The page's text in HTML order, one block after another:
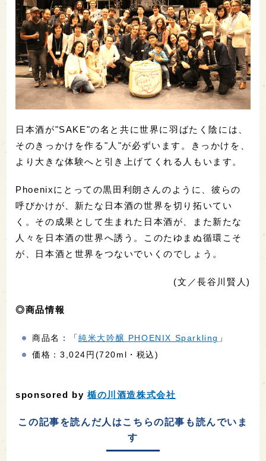
日本酒が"SAKE"の名と共に世界に羽ばたく陰には、
そのきっかけを作る"人"が必ずいます。きっかけを、
より大きな体験へと引き上げてくれる人もいます。
Phoenixにとっての黒田利朗さんのように、彼らの
呼びかけが、新たな日本酒の世界を切り拓いてい
く。その成果として生まれた日本酒が、また新たな
人々を日本酒の世界へ誘う。このたゆまぬ循環こそ
が、日本酒と世界をつないでいくのでしょう。
(文／長谷川賢人)
◎商品情報
商品名：「純米大吟醸 PHOENIX Sparkling 」
価格：3,024円(720ml・税込)
sponsored by楯の川酒造株式会社
この記事を読んだ人はこちらの記事も読んでいま
す